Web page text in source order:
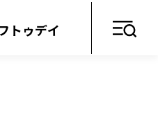
トゥデイ